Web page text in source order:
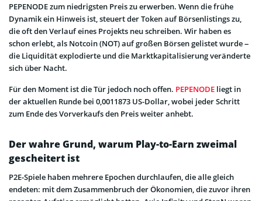
PEPENODE zum niedrigsten Preis zu erwerben. Wenn die frühe
Dynamik ein Hinweis ist, steuert der Token auf Börsenlistings zu,
die oft den Verlauf eines Projekts neu schreiben. Wir haben es
schon erlebt, als Notcoin (NOT) auf großen Börsen gelistet wurde –
die Liquidität explodierte und die Marktkapitalisierung veränderte
sich über Nacht.
Für den Moment ist die Tür jedoch noch offen. PEPENODE liegt in
der aktuellen Runde bei 0,0011873 US-Dollar, wobei jeder Schritt
zum Ende des Vorverkaufs den Preis weiter anhebt.
Der wahre Grund, warum Play-to-Earn zweimal
gescheitert ist
P2E-Spiele haben mehrere Epochen durchlaufen, die alle gleich
endeten: mit dem Zusammenbruch der Ökonomien, die zuvor ihren